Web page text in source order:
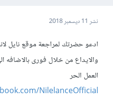
نشر 11 ديسمبر 2018
ادعو حضرتك لمراجعة موقع نايل
والايداع من خلال فورى بالاضافه
العمل الحر
NilelanceOfficial/